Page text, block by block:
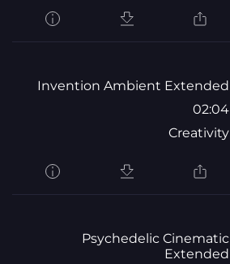
Invention Ambient Extended
02:04
Creativity
Psychedelic Cinematic
Extended